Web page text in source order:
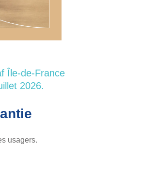
Île-de-France
2026.
usagers.